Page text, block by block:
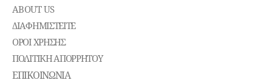
ABOUT US
ΔΙΑΦΗΜΙΣΤΕΊΤΕ
ΌΡΟΙ ΧΡΉΣΗΣ
ΠΟΛΙΤΙΚΉ ΑΠΟΡΡΉΤΟΥ
ΕΠΙΚΟΙΝΩΝΊΑ